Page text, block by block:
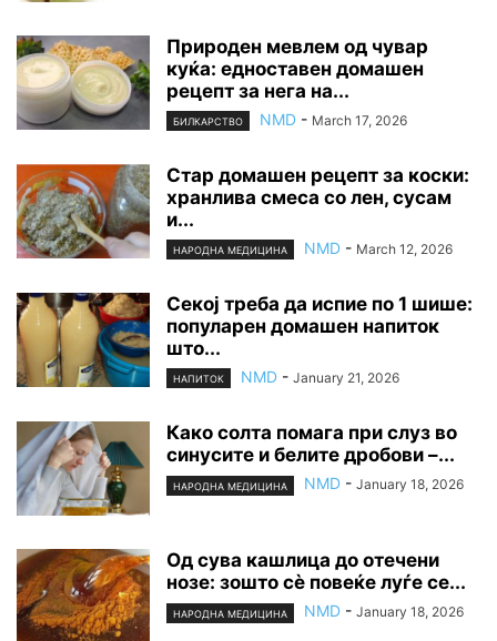
Природен мевлем од чувар
куќа: едноставен домашен
рецепт за нега на...
БИЛКАРСТВО NMD - March 17, 2026
Стар домашен рецепт за коски:
хранлива смеса со лен, сусам
и...
НАРОДНА МЕДИЦИНА NMD - March 12, 2026
Секој треба да испие по 1 шише:
популарен домашен напиток
што...
НАПИТОК NMD - January 21, 2026
Како солта помага при слуз во
синусите и белите дробови –...
НАРОДНА МЕДИЦИНА NMD - January 18, 2026
Од сува кашлица до отечени
нозе: зошто сè повеќе луѓе се...
НАРОДНА МЕДИЦИНА NMD - January 18, 2026